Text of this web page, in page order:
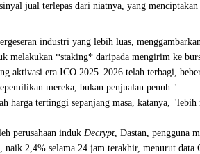
jual terlepas dari niatnya, yang
industri yang lebih luas,
melakukan *staking* daripada mengirim ke
aktivasi era ICO 2025–2026 telah terbagi,
mereka, bukan penjualan penuh."
harga tertinggi sepanjang masa, katanya,
perusahaan induk Decrypt, Dastan, pengguna
naik 2,4% selama 24 jam terakhir, menurut data